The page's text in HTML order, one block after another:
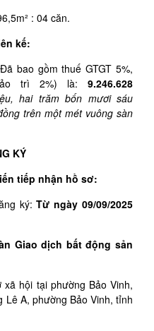
: 04 căn.
kế:
bao gồm thuế GTGT 5%,
trì 2%) là: 9.246.628
hai trăm bốn mươi sáu
trên một mét vuông sàn
KÝ
tiếp nhận hồ sơ:
ký:Từ ngày 09/09/2025
Giao dịch bất động sản
hội tại phường Bảo Vinh,
A, phường Bảo Vinh, tỉnh